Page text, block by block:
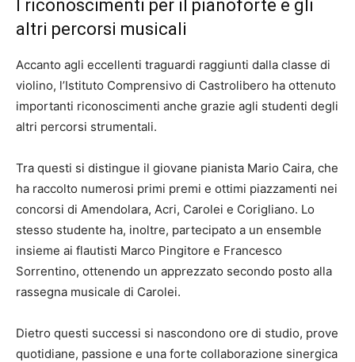
I riconoscimenti per il pianoforte e gli
altri percorsi musicali
Accanto agli eccellenti traguardi raggiunti dalla classe di
violino, l’Istituto Comprensivo di Castrolibero ha ottenuto
importanti riconoscimenti anche grazie agli studenti degli
altri percorsi strumentali.
Tra questi si distingue il giovane pianista Mario Caira, che
ha raccolto numerosi primi premi e ottimi piazzamenti nei
concorsi di Amendolara, Acri, Carolei e Corigliano. Lo
stesso studente ha, inoltre, partecipato a un ensemble
insieme ai flautisti Marco Pingitore e Francesco
Sorrentino, ottenendo un apprezzato secondo posto alla
rassegna musicale di Carolei.
Dietro questi successi si nascondono ore di studio, prove
quotidiane, passione e una forte collaborazione sinergica